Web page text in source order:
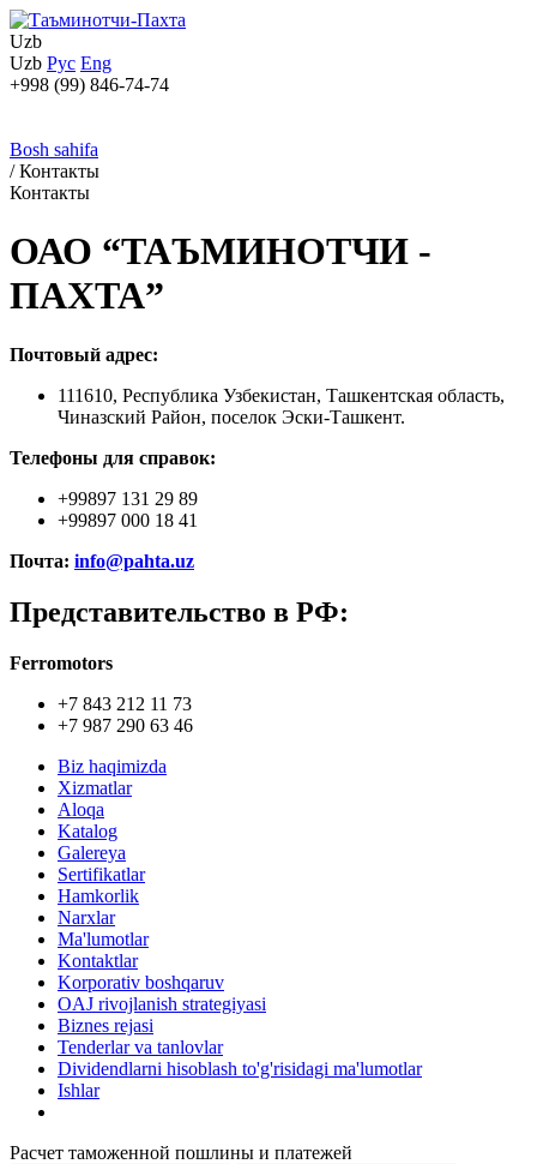
Uzb
Uzb Рус Eng
+998 (99) 846-74-74
Bosh sahifa
/Контакты
Контакты
ОАО “ТАЪМИНОТЧИ -
ПАХТА”
Почтовый адрес:
111610, Республика Узбекистан, Ташкентская область,
Чиназский Район, поселок Эски-Ташкент.
Телефоны для справок:
+99897 131 29 89
+99897 000 18 41
Почта: info@pahta.uz
Представительство в РФ:
Ferromotors
+7 843 212 11 73
+7 987 290 63 46
Biz haqimizda
Xizmatlar
Aloqa
Katalog
Galereya
Sertifikatlar
Hamkorlik
Narxlar
Ma'lumotlar
Kontaktlar
Korporativ boshqaruv
OAJ rivojlanish strategiyasi
Biznes rejasi
Tenderlar va tanlovlar
Dividendlarni hisoblash to'g'risidagi ma'lumotlar
Ishlar
Расчет таможенной пошлины и платежей